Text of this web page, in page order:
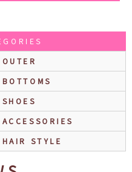
OUTER
BOTTOMS
SHOES
ACCESSORIES
HAIR STYLE